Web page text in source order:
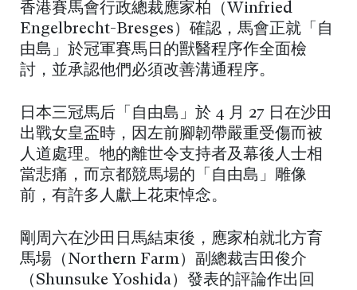
香港賽馬會行政總裁應家柏（Winfried
Engelbrecht-Bresges）確認，馬會正就「自
由島」於冠軍賽馬日的獸醫程序作全面檢
討，並承認他們必須改善溝通程序。
日本三冠馬后「自由島」於 4 月 27 日在沙田
出戰女皇盃時，因左前腳韌帶嚴重受傷而被
人道處理。牠的離世令支持者及幕後人士相
當悲痛，而京都競馬場的「自由島」雕像
前，有許多人獻上花束悼念。
剛周六在沙田日馬結束後，應家柏就北方育
馬場（Northern Farm）副總裁吉田俊介
（Shunsuke Yoshida）發表的評論作出回